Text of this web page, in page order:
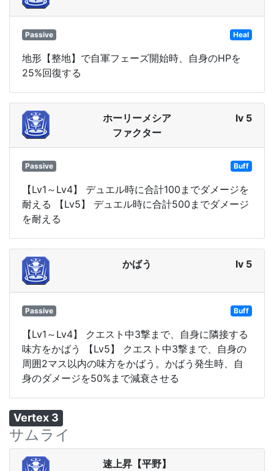
Passive Heal
地形【整地】で自軍フェーズ開始時、自身のHPを
25%回復する
ホーリーメシア
ファクター
lv 5
Passive Buff
【Lv1～Lv4】 デュエル時に合計100までダメージを
耐える 【Lv5】 デュエル時に合計500までダメージ
を耐える
かばう lv 5
Passive Buff
【Lv1～Lv4】 クエスト中3撃まで、自身に隣接する
味方をかばう 【Lv5】 クエスト中3撃まで、自身の
周囲2マス以内の味方をかばう。かばう発生時、自
身のダメージを50%まで減衰させる
Vertex 3
サムライ
速上昇【平野】